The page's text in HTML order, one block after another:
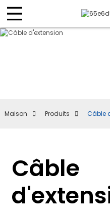
Maison Produits Câble
Câble